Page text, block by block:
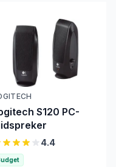
S120 PC-
4.4